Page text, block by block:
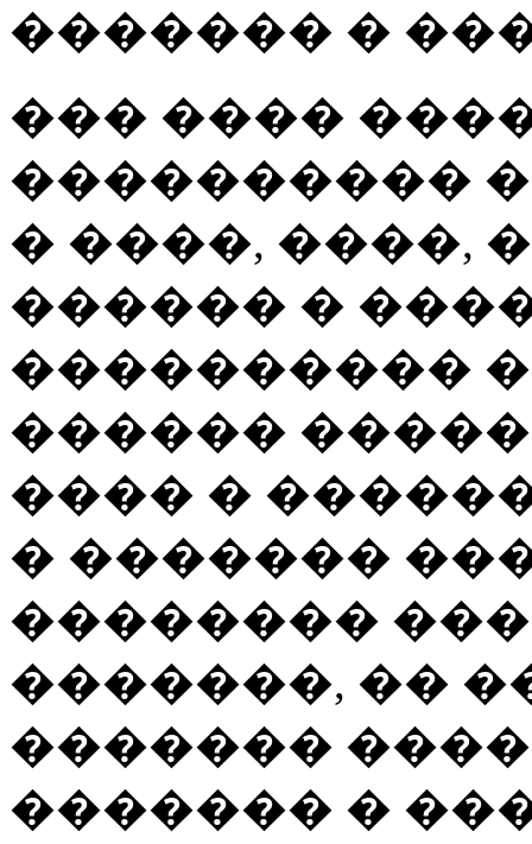
������� �
��� ����
����������
� ����, ����,
������ �
����������
������
���� �
� �������
��������
�������, ��
�������
������� �